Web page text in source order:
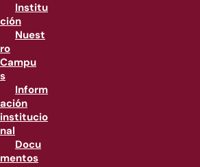
Institu
ción
Nuest
ro
Campu
s
Inform
ación
institucio
nal
Docu
mentos